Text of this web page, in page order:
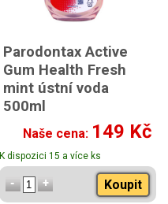
Parodontax Active
Gum Health Fresh
mint ústní voda
500ml
Naše cena: 149 Kč
K dispozici 15 a více ks
Koupit